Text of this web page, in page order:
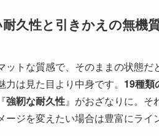
久性と引きかえの無機
ットな質感で、そのままの状態だ
力は見た目より中身です。 19種類
強靭な耐久性』がおざなりに。そ
ージを変えたい場合は豊富にライ